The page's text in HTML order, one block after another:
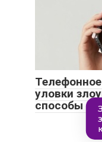
уловки
способы